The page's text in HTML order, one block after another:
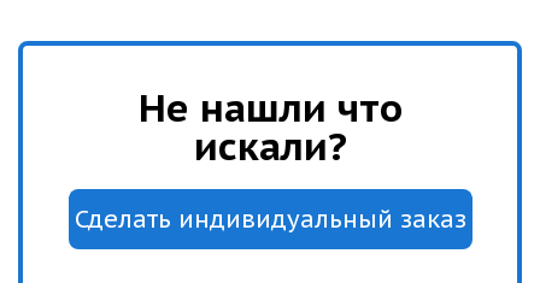
Не нашли что
искали?